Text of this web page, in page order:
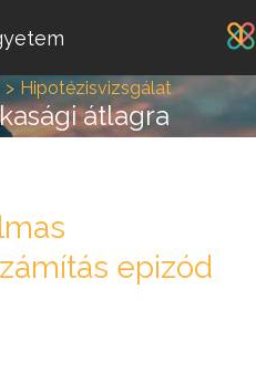
Hipotézisvizsgálat
átlagra
epizód
Egy lépésre
matek